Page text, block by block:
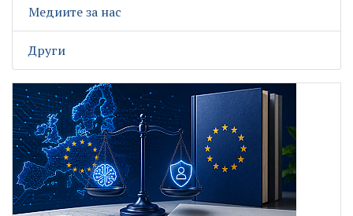
Медиите за нас
Други